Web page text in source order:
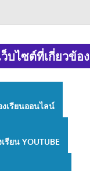
ว็บไซต์ที่เกี่ยวข้อง
งเรียนออนไลน์
รียน YOUTUBE